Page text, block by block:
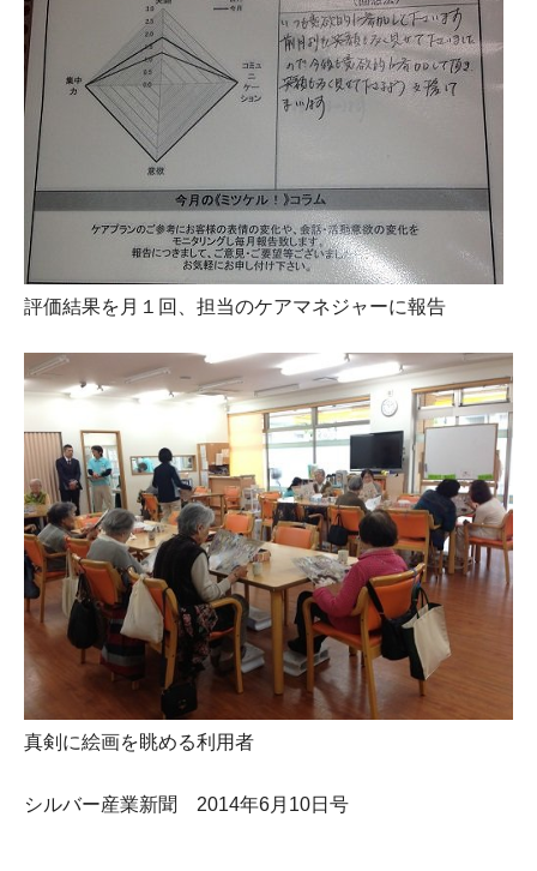
評価結果を月１回、担当のケアマネジャーに報告
真剣に絵画を眺める利用者
シルバー産業新聞 2014年6月10日号